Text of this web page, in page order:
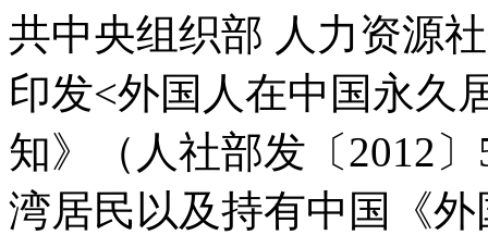
共中央组织部 人力资源
印发<外国人在中国永久
知》（人社部发〔2012
湾居民以及持有中国《